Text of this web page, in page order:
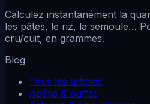
Calculez instantanément la
les pâtes, le riz, la semoule…
cru/cuit, en grammes.
Blog
Tous les articles
Apéro & buffet